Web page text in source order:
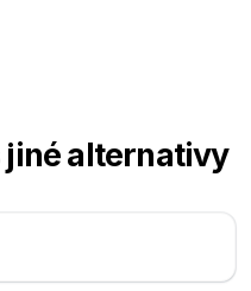
alternativy